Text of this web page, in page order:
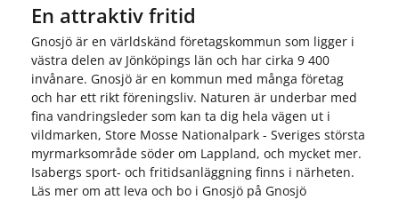
En attraktiv fritid
Gnosjö är en världskänd företagskommun som ligger i
västra delen av Jönköpings län och har cirka 9 400
invånare. Gnosjö är en kommun med många företag
och har ett rikt föreningsliv. Naturen är underbar med
fina vandringsleder som kan ta dig hela vägen ut i
vildmarken, Store Mosse Nationalpark - Sveriges största
myrmarksområde söder om Lappland, och mycket mer.
Isabergs sport- och fritidsanläggning finns i närheten.
Läs mer om att leva och bo i Gnosjö på Gnosjö